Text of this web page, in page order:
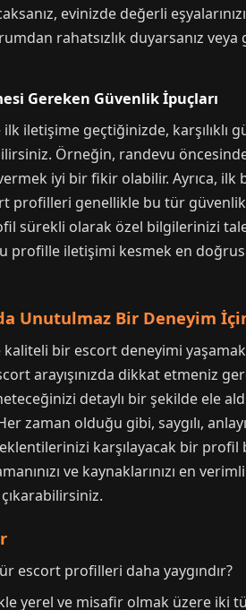
evinizde değerli
rahatsızlık duyarsanız
Gereken Güvenlik İpuçları
ilk iletişime geçtiğinizde,
Örneğin, randevu
iyi bir fikir olabilir. Ayrıca,
profilleri genellikle bu tür
sürekli olarak özel bilgilerinizi
profille iletişimi kesmek en
Unutulmaz Bir Deneyim
kaliteli bir escort deneyimi
arayışınızda dikkat etmeniz
detaylı bir şekilde ele
Her zaman olduğu gibi, saygılı,
karşılayacak bir profil
ve kaynaklarınızı en
çıkarabilirsiniz.
tür escort profilleri daha yaygındır?
yerel ve misafir olmak üzere